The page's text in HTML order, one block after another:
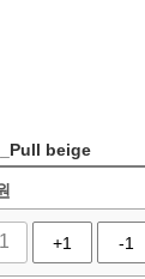
beige
+1 -1